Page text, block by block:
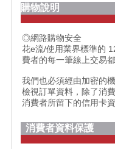
購物說明
◎網路購物安全
花e流/使用業界標準的
費者的每一筆線上交易
我們也必須經由加密的
檢視訂單資料，除了消
消費者所留下的信用卡資
消費者資料保護